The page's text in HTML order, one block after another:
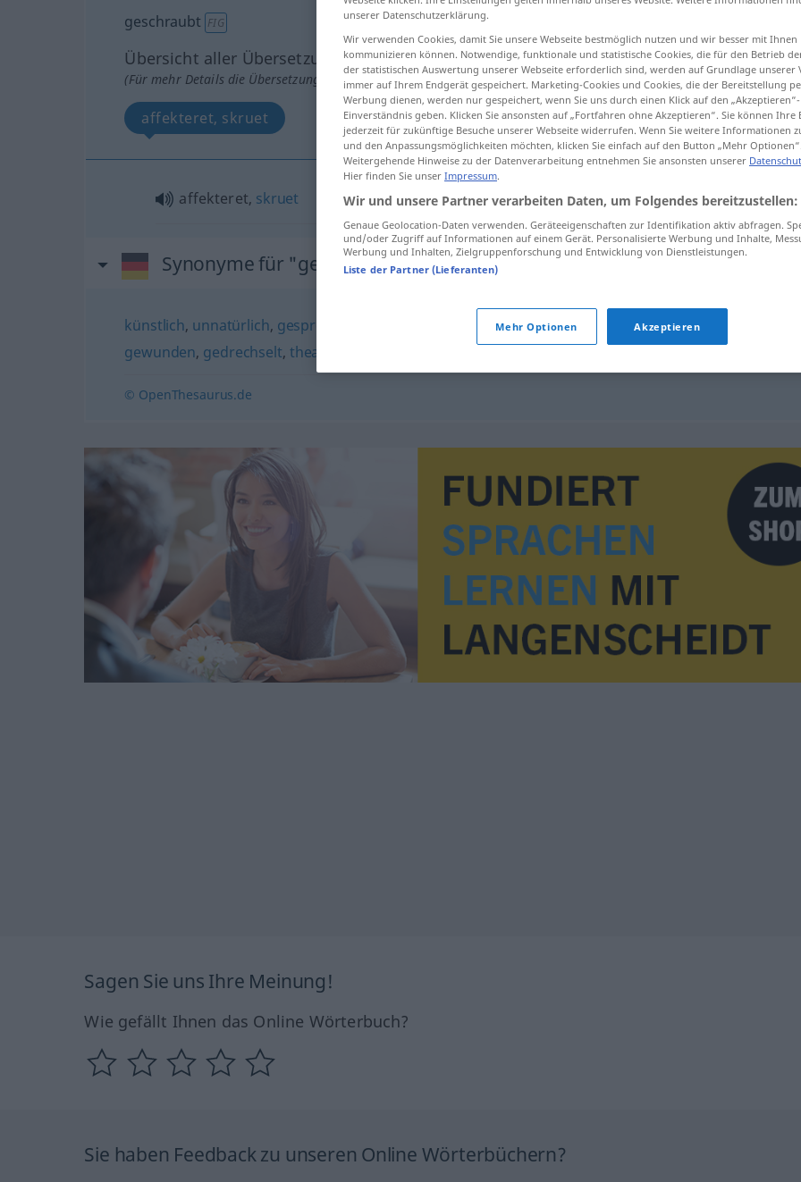
geschraubt FIG
Übersicht aller Übersetzungen
(Für mehr Details die Übersetzung anklicken/antippen)
affekteret, skruet
affekteret, skruet geschraubt
Synonyme für "geschraubt"
künstlich, unnatürlich, gespreizt ,manieriert, aufgesetzt,gekünstelt
gewunden, gedrechselt, theatralisch
© OpenThesaurus.de
Sagen Sie uns Ihre Meinung!
Wie gefällt Ihnen das Online Wörterbuch?
Sie haben Feedback zu unseren Online Wörterbüchern?
unserer Datenschutzerklärung.
Wir verwenden Cookies, damit Sie unsere Webseite bestmöglich nutzen und wir besser mit Ihnen
kommunizieren können. Notwendige, funktionale und statistische Cookies, die für den Betrieb
der statistischen Auswertung unserer Webseite erforderlich sind, werden auf Grundlage unserer
immer auf Ihrem Endgerät gespeichert. Marketing-Cookies und Cookies, die der Bereitstellung
Werbung dienen, werden nur gespeichert, wenn Sie uns durch einen Klick auf den
Einverständnis geben. Klicken Sie ansonsten auf „Fortfahren ohne Akzeptieren“. Sie können
jederzeit für zukünftige Besuche unserer Webseite widerrufen. Wenn Sie weitere Informationen
und den Anpassungsmöglichkeiten möchten, klicken Sie einfach auf den Button „Mehr
Weitergehende Hinweise zu der Datenverarbeitung entnehmen Sie ansonsten unserer
Hier finden Sie unser Impressum.
Wir und unsere Partner verarbeiten Daten, um Folgendes bereitzustellen:
Genaue Geolocation-Daten verwenden. Geräteeigenschaften zur Identifikation aktiv abfragen.
und/oder Zugriff auf Informationen auf einem Gerät. Personalisierte Werbung und Inhalte,
Werbung und Inhalten, Zielgruppenforschung und Entwicklung von Dienstleistungen.
Liste der Partner (Lieferanten)
Mehr Optionen Akzeptieren